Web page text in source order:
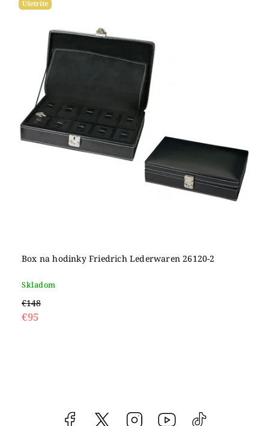
Ušetríte
Box na hodinky Friedrich Lederwaren 26120-2
Skladom
€148
€95
Facebook vipgoldsk Instagram YouTube